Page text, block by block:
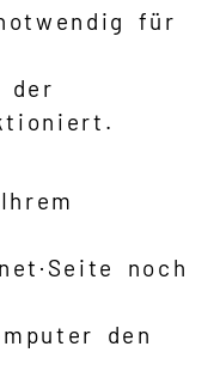
für
der
noch
den